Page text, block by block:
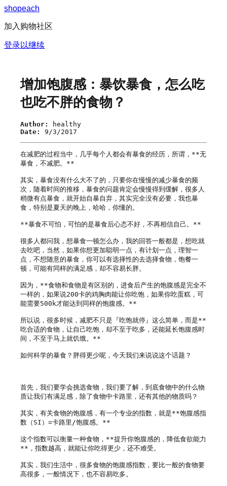
shopeach
加入购物社区
登录以继续
增加饱腹感：暴饮暴食，怎么吃
也吃不胖的食物？
Author:
healthy
Date:
9/3/2017
在减肥的过程当中，几乎每个人都会有暴食的经历，所谓，**无
暴食，不减肥。**
其实，暴食没有什么大不了的，只要你在慢慢的减少暴食的频
次，随着时间的推移，暴食的问题肯定会慢慢得到缓解，很多人
稍微有点暴食，就开始自暴自弃，其实完全没有必要，我也暴
食，特别是夏天的晚上，哈哈，你懂的。
**暴食不可怕，可怕的是暴食后心态不好，不再相信自己。**
很多人都问我，想暴食一顿怎么办，我的回答一般都是，想吃就
去吃吧，当然，如果你想更加聪明一点，有计划一点，理智一
点，不想随意的暴食，你可以有选择性的去选择食物，饱餐一
顿，可能有同样的满足感，却不容易长胖。
因为，**食物和食物是有区别的，进食后产生的饱腹感是完全不
一样的，如果说200卡的鸡胸肉能让你吃饱，如果你吃蛋糕，可
能需要500k才能达到同样的饱腹感。**
所以说，很多时候，减肥不只是『吃饱就停』这么简单，而是**
吃合适的食物，让自己吃饱，却不至于吃多，还能延长饱腹感时
间，不至于马上就饥饿。**
如何科学的暴食？胖得更少呢，今天我们来说说这个话题？
首先，我们要学会挑选食物，我们要了解，到底食物中的什么物
质让我们有满足感，除了食物中卡路里，还有其他的物质吗？
其实，有关食物的饱腹感，有一个专业的指数，就是**饱腹感指
数（SI）=卡路里/饱腹感。**
这个指数可以衡量一种食物，**提升你饱腹感的，降低食欲能力
**，指数越高，就能让你吃得更少，还不难受。
其实，我们生活中，很多食物的饱腹感指数，要比一般的食物要
高很多，一般情况下，也不容易吃多。